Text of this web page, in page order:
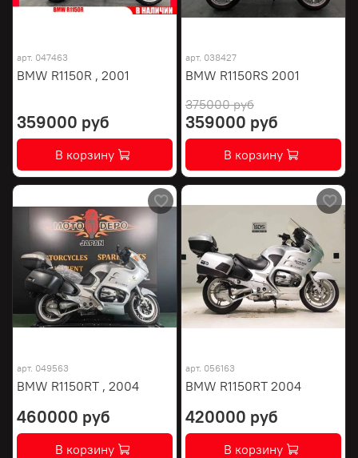
арт. 047463
BMW R1150R , 2001
359000 руб
В корзину
арт. 038427
BMW R1150RS 2001
375000 руб
359000 руб
В корзину
арт. 049563
BMW R1150RT , 2004
460000 руб
В корзину
арт. 056163
BMW R1150RT 2004
420000 руб
В корзину